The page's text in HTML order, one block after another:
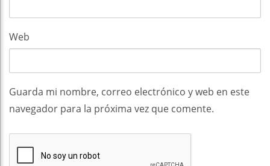
Web
Guarda mi nombre, correo electrónico y web en este
navegador para la próxima vez que comente.